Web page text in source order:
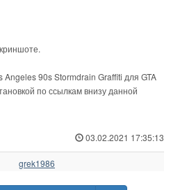
90s Stormdrain Graffiti для GTA
по ссылкам внизу данной
03.02.2021 17:35:13
grek1986